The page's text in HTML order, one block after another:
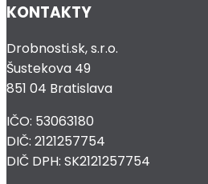
KONTAKTY
Drobnosti.sk, s.r.o.
Šustekova 49
851 04 Bratislava
IČO: 53063180
DIČ: 2121257754
DIČ DPH: SK2121257754